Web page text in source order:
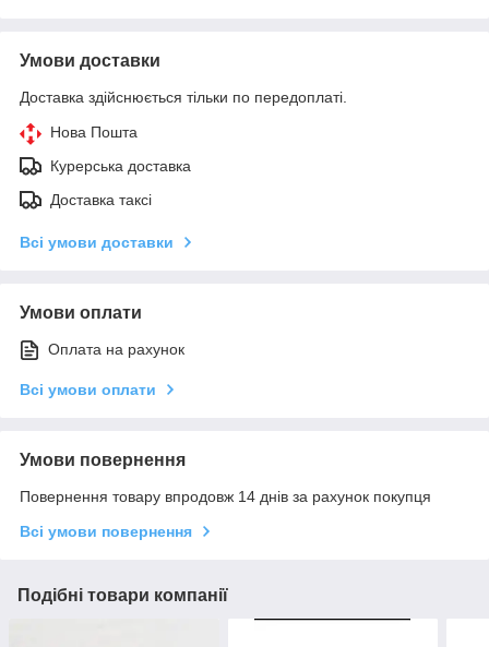
Умови доставки
Доставка здійснюється тільки по передоплаті.
Нова Пошта
Курерська доставка
Доставка таксі
Всі умови доставки
Умови оплати
Оплата на рахунок
Всі умови оплати
Умови повернення
Повернення товару впродовж 14 днів за рахунок покупця
Всі умови повернення
Подібні товари компанії